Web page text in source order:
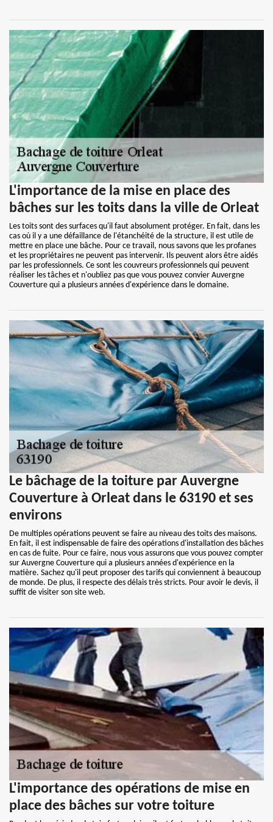
L'importance de la mise en place des
bâches sur les toits dans la ville de Orleat
Les toits sont des surfaces qu'il faut absolument protéger. En fait, dans les
cas où il y a une défaillance de l'étanchéité de la structure, il est utile de
mettre en place une bâche. Pour ce travail, nous savons que les profanes
et les propriétaires ne peuvent pas intervenir. Ils peuvent alors être aidés
par les professionnels. Ce sont les couvreurs professionnels qui peuvent
réaliser les tâches et n'oubliez pas que vous pouvez convier Auvergne
Couverture qui a plusieurs années d'expérience dans le domaine.
Le bâchage de la toiture par Auvergne
Couverture à Orleat dans le 63190 et ses
environs
De multiples opérations peuvent se faire au niveau des toits des maisons.
En fait, il est indispensable de faire des opérations d'installation des bâches
en cas de fuite. Pour ce faire, nous vous assurons que vous pouvez compter
sur Auvergne Couverture qui a plusieurs années d'expérience en la
matière. Sachez qu'il peut proposer des tarifs qui conviennent à beaucoup
de monde. De plus, il respecte des délais très stricts. Pour avoir le devis, il
suffit de visiter son site web.
L'importance des opérations de mise en
place des bâches sur votre toiture